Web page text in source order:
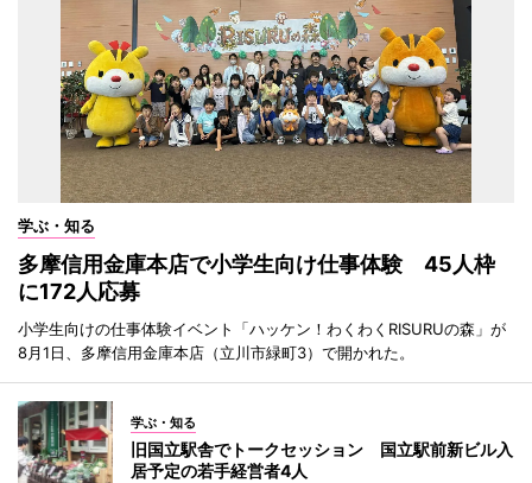
学ぶ・知る
多摩信用金庫本店で小学生向け仕事体験 45人枠
に172人応募
小学生向けの仕事体験イベント「ハッケン！わくわくRISURUの森」が
8月1日、多摩信用金庫本店（立川市緑町3）で開かれた。
学ぶ・知る
旧国立駅舎でトークセッション 国立駅前新ビル入
居予定の若手経営者4人